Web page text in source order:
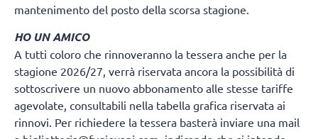
mantenimento del posto della scorsa stagione.
HO UN AMICO
A tutti coloro che rinnoveranno la tessera anche per la
stagione 2026/27, verrà riservata ancora la possibilità di
sottoscrivere un nuovo abbonamento alle stesse tariffe
agevolate, consultabili nella tabella grafica riservata ai
rinnovi. Per richiedere la tessera basterà inviare una mail